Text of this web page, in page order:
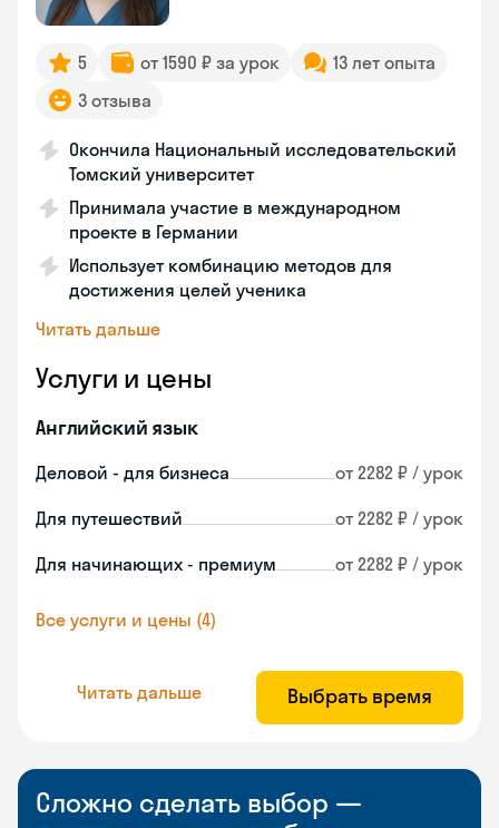
5 от 1590 ₽ за урок
13 лет опыта
3 отзыва
Окончила Национальный исследовательский
Томский университет
Принимала участие в международном
проекте в Германии
Использует комбинацию методов для
достижения целей ученика
Читать дальше
Услуги и цены
Английский язык
Деловой - для бизнеса от 2282 ₽ / урок
Для путешествий от 2282 ₽ / урок
Для начинающих - премиум от 2282 ₽ / урок
Все услуги и цены (4)
Читать дальше Выбрать время
Сложно сделать выбор —